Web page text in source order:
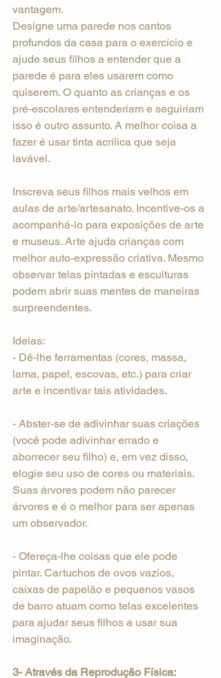
vantagem.
Designe uma parede nos cantos
profundos da casa para o exercício e
ajude seus filhos a entender que a
parede é para eles usarem como
quiserem. O quanto as crianças e os
pré-escolares entenderiam e seguiriam
isso é outro assunto. A melhor coisa a
fazer é usar tinta acrílica que seja
lavável.
Inscreva seus filhos mais velhos em
aulas de arte/artesanato. Incentive-os a
acompanhá-lo para exposições de arte
e museus. Arte ajuda crianças com
melhor auto-expressão criativa. Mesmo
observar telas pintadas e esculturas
podem abrir suas mentes de maneiras
surpreendentes.
Ideias:
- Dê-lhe ferramentas (cores, massa,
lama, papel, escovas, etc.) para criar
arte e incentivar tais atividades.
- Abster-se de adivinhar suas criações
(você pode adivinhar errado e
aborrecer seu filho) e, em vez disso,
elogie seu uso de cores ou materiais.
Suas árvores podem não parecer
árvores e é o melhor para ser apenas
um observador.
- Ofereça-lhe coisas que ele pode
pintar. Cartuchos de ovos vazios,
caixas de papelão e pequenos vasos
de barro atuam como telas excelentes
para ajudar seus filhos a usar sua
imaginação.
3- Através da Reprodução Física: